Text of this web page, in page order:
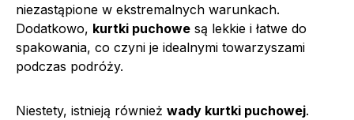
niezastąpione w ekstremalnych warunkach.
Dodatkowo, kurtki puchowe są lekkie i łatwe do
spakowania, co czyni je idealnymi towarzyszami
podczas podróży.
Niestety, istnieją również wady kurtki puchowej.